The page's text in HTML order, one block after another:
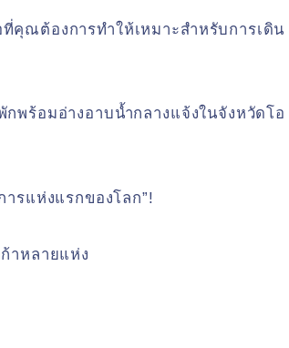
คุณต้องการทำให้เหมาะสำหรับการเดิน
พร้อมอ่างอาบน้ำกลางแจ้งในจังหวัดโอ
รแห่งแรกของโลก”!
าหลายแห่ง